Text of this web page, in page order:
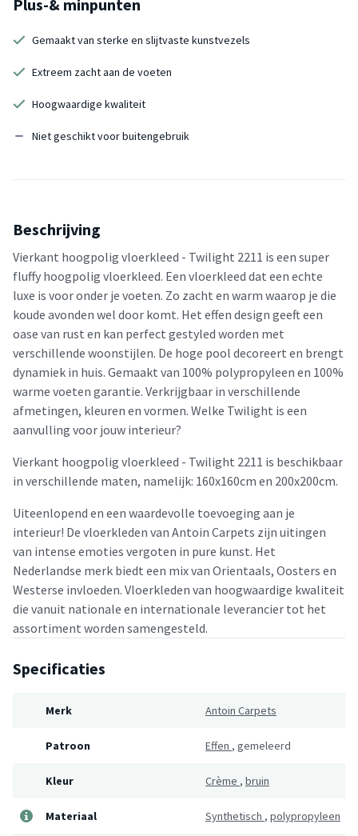
Plus-& minpunten
Gemaakt van sterke en slijtvaste kunstvezels
Extreem zacht aan de voeten
Hoogwaardige kwaliteit
Niet geschikt voor buitengebruik
Beschrijving
Vierkant hoogpolig vloerkleed - Twilight 2211 is een super
fluffy hoogpolig vloerkleed. Een vloerkleed dat een echte
luxe is voor onder je voeten. Zo zacht en warm waarop je die
koude avonden wel door komt. Het effen design geeft een
oase van rust en kan perfect gestyled worden met
verschillende woonstijlen. De hoge pool decoreert en brengt
dynamiek in huis. Gemaakt van 100% polypropyleen en 100%
warme voeten garantie. Verkrijgbaar in verschillende
afmetingen, kleuren en vormen. Welke Twilight is een
aanvulling voor jouw interieur?
Vierkant hoogpolig vloerkleed - Twilight 2211 is beschikbaar
in verschillende maten, namelijk: 160x160cm en 200x200cm.
Uiteenlopend en een waardevolle toevoeging aan je
interieur! De vloerkleden van Antoin Carpets zijn uitingen
van intense emoties vergoten in pure kunst. Het
Nederlandse merk biedt een mix van Orientaals, Oosters en
Westerse invloeden. Vloerkleden van hoogwaardige kwaliteit
die vanuit nationale en internationale leverancier tot het
assortiment worden samengesteld.
Specificaties
Merk Antoin Carpets
Patroon Effen , gemeleerd
Kleur Crème , bruin
Materiaal Synthetisch , polypropyleen